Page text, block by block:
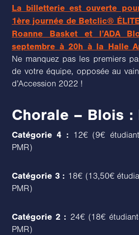
La billetterie est ouverte
1ère journée de Betclic®
Roanne Basket et l’ADA
septembre à 20h à la Halle
Ne manquez pas les premiers
de votre équipe, opposée au
d’Accession 2022 !
Chorale – Blois :
Catégorie 4 : 12€ (9€
PMR)
Catégorie 3 : 18€ (13,50€
PMR)
Catégorie 2 : 24€ (18€
PMR)